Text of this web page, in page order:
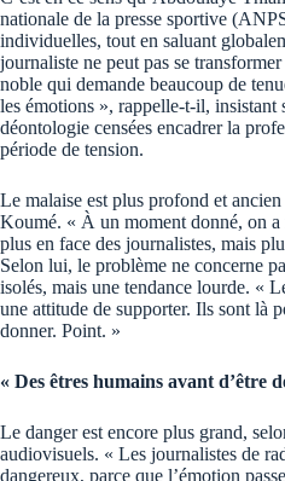
nationale de la presse sportive
individuelles, tout en saluant
journaliste ne peut pas se
noble qui demande beaucoup de
les émotions », rappelle-t-il, insistant
déontologie censées encadrer la
période de tension.
Le malaise est plus profond et
Koumé. « À un moment donné, on a
plus en face des journalistes, mais
Selon lui, le problème ne concerne
isolés, mais une tendance lourde. «
une attitude de supporter. Ils sont là
donner. Point. »
« Des êtres humains avant d’être
Le danger est encore plus grand,
audiovisuels. « Les journalistes de
dangereux, parce que l’émotion